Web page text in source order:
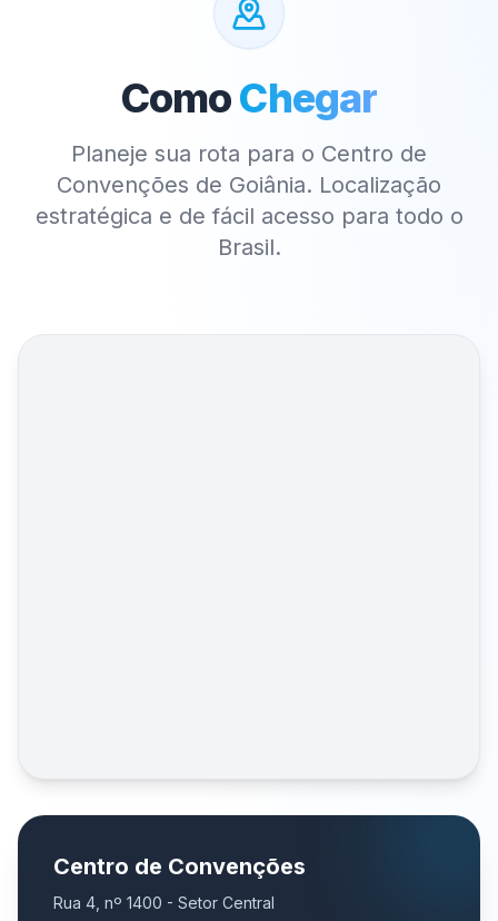
ComoChegar
Planeje sua rota para o Centro de
Convenções de Goiânia. Localização
estratégica e de fácil acesso para todo o
Brasil.
Centro de Convenções
Rua 4, nº 1400 - Setor Central